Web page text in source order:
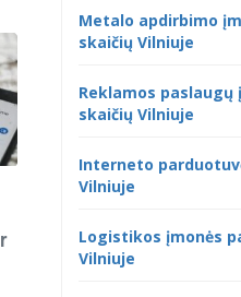
Metalo apdirbimo
skaičių Vilniuje
Reklamos
skaičių Vilniuje
Interneto
Vilniuje
Logistikos įmonės
Vilniuje